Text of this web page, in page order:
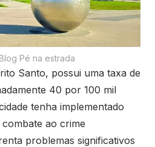
Pé na estrada
Santo, possui uma taxa de
40 por 100 mil
tenha implementado
ao crime
problemas significativos